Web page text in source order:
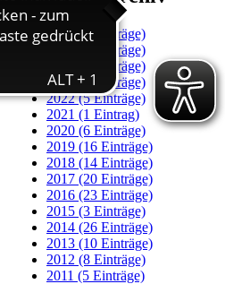
2026 (3 Einträge)
2025 (7 Einträge)
2024 (7 Einträge)
2023 (7 Einträge)
2022 (5 Einträge)
2021 (1 Eintrag)
2020 (6 Einträge)
2019 (16 Einträge)
2018 (14 Einträge)
2017 (20 Einträge)
2016 (23 Einträge)
2015 (3 Einträge)
2014 (26 Einträge)
2013 (10 Einträge)
2012 (8 Einträge)
2011 (5 Einträge)